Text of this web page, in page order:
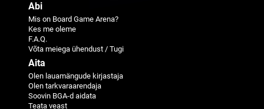
Abi
Mis on Board Game Arena?
Kes me oleme
F.A.Q.
Võta meiega ühendust / Tugi
Aita
Olen lauamängude kirjastaja
Olen tarkvaraarendaja
Soovin BGA-d aidata
Teata veast